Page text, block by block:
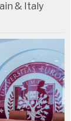
& Italy